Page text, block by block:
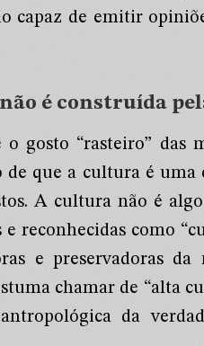
capaz de emitir
é construída
gosto “rasteiro” das
de que a cultura é
A cultura não é
reconhecidas como
e preservadoras
chamar de “alta
da